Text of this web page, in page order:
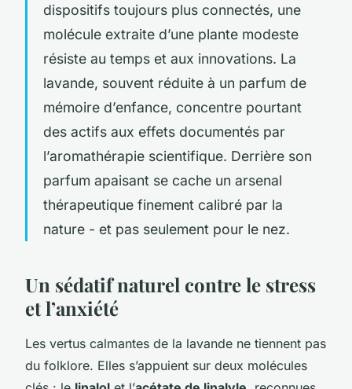
dispositifs toujours plus connectés, une
molécule extraite d’une plante modeste
résiste au temps et aux innovations. La
lavande, souvent réduite à un parfum de
mémoire d’enfance, concentre pourtant
des actifs aux effets documentés par
l’aromathérapie scientifique. Derrière son
parfum apaisant se cache un arsenal
thérapeutique finement calibré par la
nature - et pas seulement pour le nez.
Un sédatif naturel contre le stress
et l’anxiété
Les vertus calmantes de la lavande ne tiennent pas
du folklore. Elles s’appuient sur deux molécules